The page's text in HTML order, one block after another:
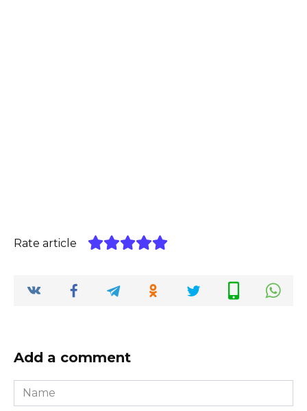
Rate article
Add a comment
Name
*